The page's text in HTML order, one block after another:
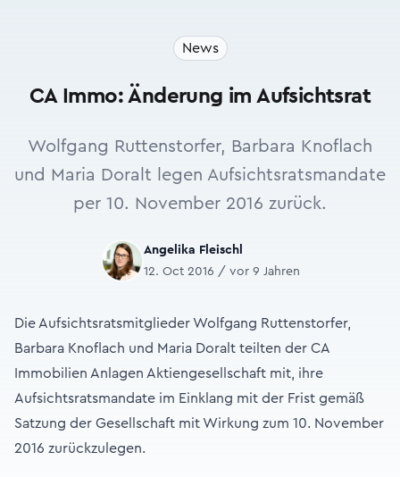
News
CA Immo: Änderung im Aufsichtsrat
Wolfgang Ruttenstorfer, Barbara Knoflach
und Maria Doralt legen Aufsichtsratsmandate
per 10. November 2016 zurück.
Angelika Fleischl
12. Oct 2016 / vor 9 Jahren
Die Aufsichtsratsmitglieder Wolfgang Ruttenstorfer,
Barbara Knoflach und Maria Doralt teilten der CA
Immobilien Anlagen Aktiengesellschaft mit, ihre
Aufsichtsratsmandate im Einklang mit der Frist gemäß
Satzung der Gesellschaft mit Wirkung zum 10. November
2016 zurückzulegen.